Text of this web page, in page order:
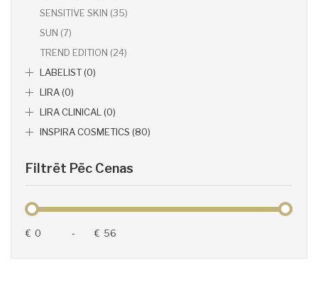
Filtrēt Pēc Cenas
€ - €
SENSITIVE SKIN (35)
SUN (7)
TREND EDITION (24)
LABELIST (0)
LIRA (0)
LIRA CLINICAL (0)
INSPIRA COSMETICS (80)